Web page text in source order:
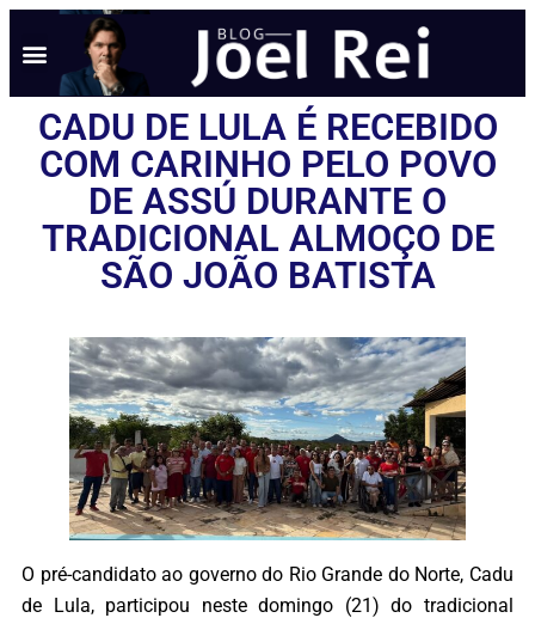
CADU DE LULA É RECEBIDO
COM CARINHO PELO POVO
DE ASSÚ DURANTE O
TRADICIONAL ALMOÇO DE
SÃO JOÃO BATISTA
O pré-candidato ao governo do Rio Grande do Norte, Cadu
de Lula, participou neste domingo (21) do tradicional